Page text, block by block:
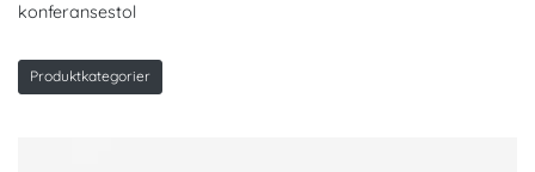
konferansestol
Produktkategorier